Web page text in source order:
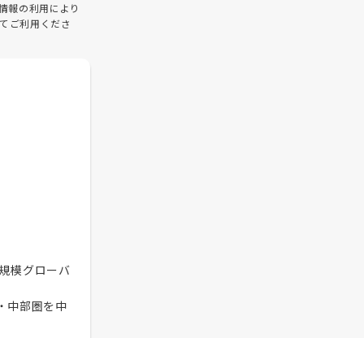
報の利用により
ご利用くださ
模グローバ
中部圏を中